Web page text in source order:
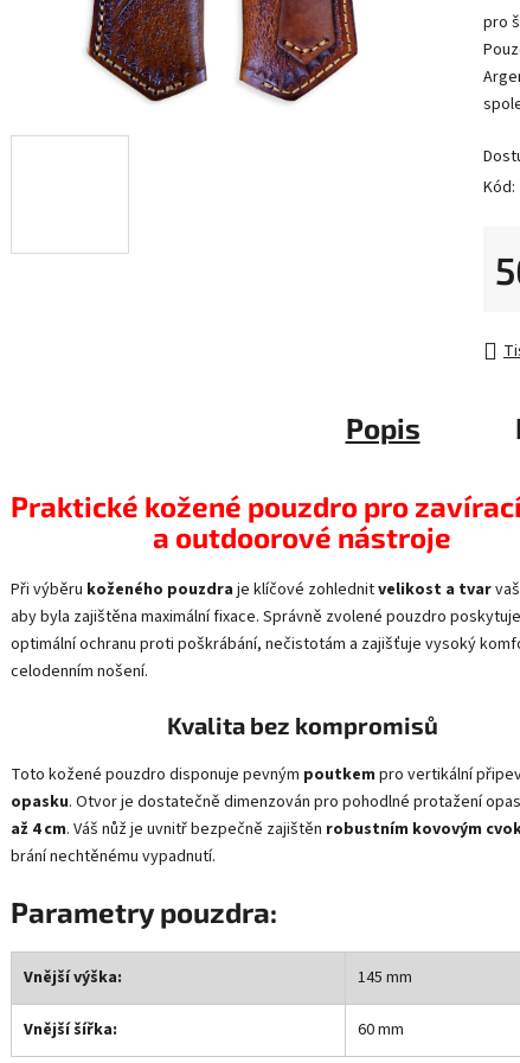
pro
Kód:
Popis
Praktické kožené pouzdro pro
a outdoorové nástroje
Při výběru koženého pouzdra je klíčové zohlednitvelikost a tvar
aby byla zajištěna maximální fixace. Správně zvolené pouzdro
optimální ochranu proti poškrábání, nečistotám a zajišťuje vysoký
celodenním nošení.
Kvalita bez kompromisů
Toto kožené pouzdro disponuje pevným poutkem pro vertikální
opasku. Otvor je dostatečně dimenzován pro pohodlné protažení
až 4 cm. Váš nůž je uvnitř bezpečně zajištěn robustním kovovým
brání nechtěnému vypadnutí.
Parametry pouzdra:
Vnější výška: 145 mm
Vnější šířka: 60 mm